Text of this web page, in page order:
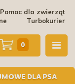
Pomoc dla zwierząt
Turbokurier
DLA PSA
0